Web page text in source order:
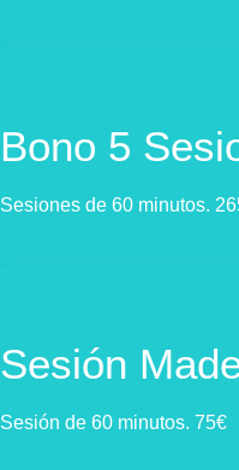
Bono 5
Sesiones de 60 minutos.
Sesión
Sesión de 60 minutos. 75€